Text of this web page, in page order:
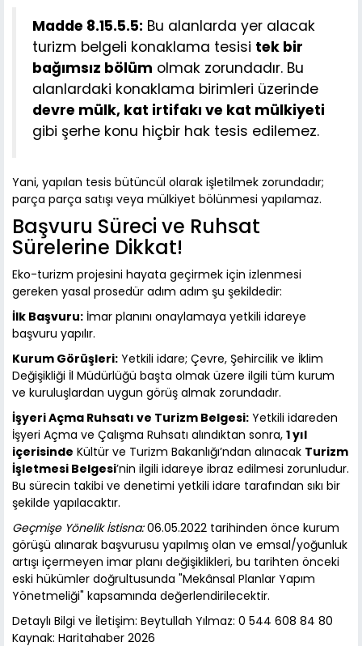
Madde 8.15.5.5: Bu alanlarda yer alacak
turizm belgeli konaklama tesisi tek bir
bağımsız bölüm olmak zorundadır. Bu
alanlardaki konaklama birimleri üzerinde
devre mülk, kat irtifakı ve kat mülkiyeti
gibi şerhe konu hiçbir hak tesis edilemez.
Yani, yapılan tesis bütüncül olarak işletilmek zorundadır;
parça parça satışı veya mülkiyet bölünmesi yapılamaz.
Başvuru Süreci ve Ruhsat
Sürelerine Dikkat!
Eko-turizm projesini hayata geçirmek için izlenmesi
gereken yasal prosedür adım adım şu şekildedir:
İlk Başvuru: İmar planını onaylamaya yetkili idareye
başvuru yapılır.
Kurum Görüşleri: Yetkili idare; Çevre, Şehircilik ve İklim
Değişikliği İl Müdürlüğü başta olmak üzere ilgili tüm kurum
ve kuruluşlardan uygun görüş almak zorundadır.
İşyeri Açma Ruhsatı ve Turizm Belgesi: Yetkili idareden
İşyeri Açma ve Çalışma Ruhsatı alındıktan sonra, 1 yıl
içerisinde Kültür ve Turizm Bakanlığı’ndan alınacak Turizm
İşletmesi Belgesi’nin ilgili idareye ibraz edilmesi zorunludur.
Bu sürecin takibi ve denetimi yetkili idare tarafından sıkı bir
şekilde yapılacaktır.
Geçmişe Yönelik İstisna:06.05.2022 tarihinden önce kurum
görüşü alınarak başvurusu yapılmış olan ve emsal/yoğunluk
artışı içermeyen imar planı değişiklikleri, bu tarihten önceki
eski hükümler doğrultusunda "Mekânsal Planlar Yapım
Yönetmeliği" kapsamında değerlendirilecektir.
Detaylı Bilgi ve İletişim: Beytullah Yılmaz: 0 544 608 84 80
Kaynak: Haritahaber 2026